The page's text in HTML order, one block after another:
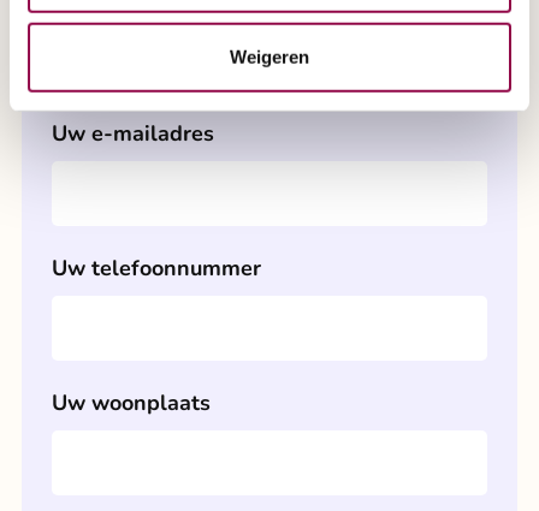
Weigeren
Uw e-mailadres
Uw telefoonnummer
Uw woonplaats